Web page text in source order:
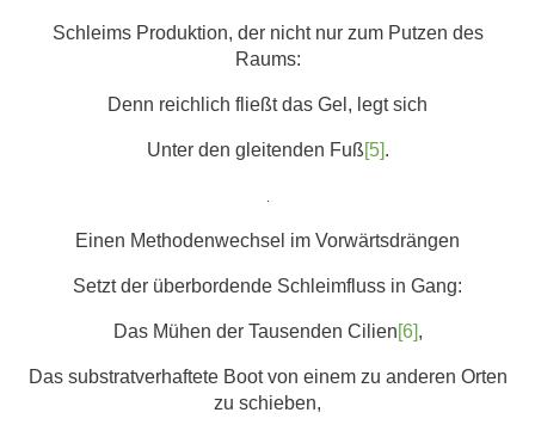
Schleims Produktion, der nicht nur zum Putzen des
Raums:
Denn reichlich fließt das Gel, legt sich
Unter den gleitenden Fuß[5].
Einen Methodenwechsel im Vorwärtsdrängen
Setzt der überbordende Schleimfluss in Gang:
Das Mühen der Tausenden Cilien[6],
Das substratverhaftete Boot von einem zu anderen Orten
zu schieben,